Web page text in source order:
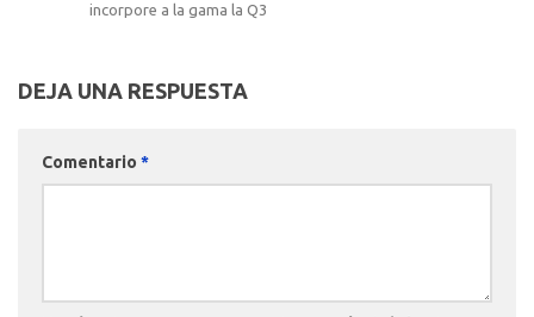
incorpore a la gama la Q3
DEJA UNA RESPUESTA
Comentario *